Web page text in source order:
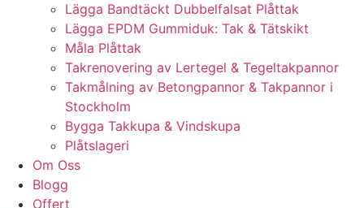
Lägga Bandtäckt Dubbelfalsat Plåttak
Lägga EPDM Gummiduk: Tak & Tätskikt
Måla Plåttak
Takrenovering av Lertegel & Tegeltakpannor
Takmålning av Betongpannor & Takpannor i
Stockholm
Bygga Takkupa & Vindskupa
Plåtslageri
Om Oss
Blogg
Offert